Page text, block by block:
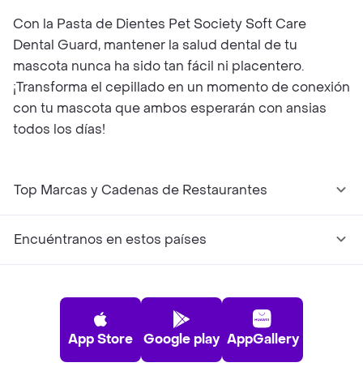
Con la Pasta de Dientes Pet Society Soft Care
Dental Guard, mantener la salud dental de tu
mascota nunca ha sido tan fácil ni placentero.
¡Transforma el cepillado en un momento de conexión
con tu mascota que ambos esperarán con ansias
todos los días!
Top Marcas y Cadenas de Restaurantes
Encuéntranos en estos países
App Store Google play AppGallery